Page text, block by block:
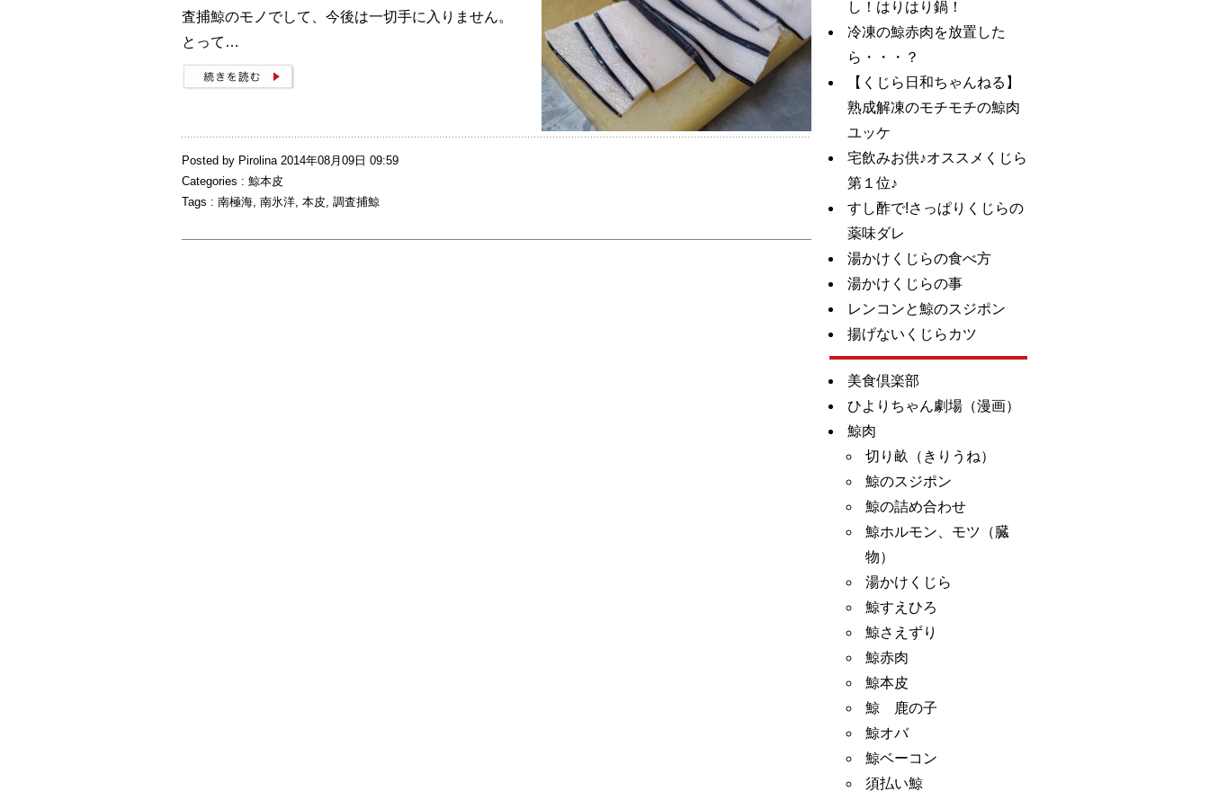
査捕鯨のモノでして、今後は一切手に入りません。
とって…
Posted by Pirolina 2014年08月09日 09:59
Categories : 鯨本皮
Tags : 南極海, 南氷洋, 本皮, 調査捕鯨
し！はりはり鍋！
冷凍の鯨赤肉を放置した
ら・・・？
【くじら日和ちゃんねる】
熟成解凍のモチモチの鯨肉
ユッケ
宅飲みお供♪オススメくじら
第１位♪
すし酢で!さっぱりくじらの
薬味ダレ
湯かけくじらの食べ方
湯かけくじらの事
レンコンと鯨のスジポン
揚げないくじらカツ
美食倶楽部
ひよりちゃん劇場（漫画）
鯨肉
切り畝（きりうね）
鯨のスジポン
鯨の詰め合わせ
鯨ホルモン、モツ（臓
物）
湯かけくじら
鯨すえひろ
鯨さえずり
鯨赤肉
鯨本皮
鯨 鹿の子
鯨オバ
鯨ベーコン
須払い鯨